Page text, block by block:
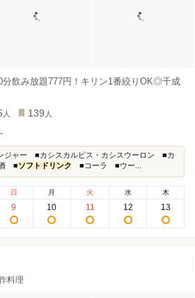
分飲み放題777円！キリン1番絞りOK◎千成
人 139 人
-
ジャー ■カシスカルピス・カシスウーロン ■カ
酒 ■ソフトドリンク ■コーラ ■ウー...
日
9
月
10
火
11
水
12
木
13
料理